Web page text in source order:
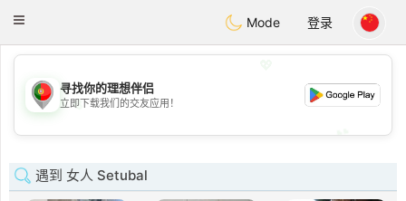
Portugues
Toggle
Mode 登录
💖
💕
寻找你的理想伴侣
立即下载我们的交友应用！
遇到 女人 Setubal